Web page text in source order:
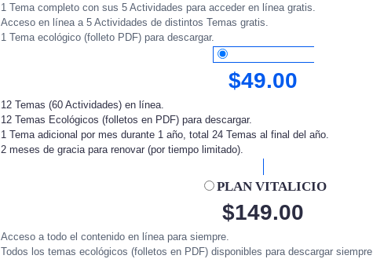
1 Tema completo con sus 5 Actividades para acceder en línea gratis.
Acceso en línea a 5 Actividades de distintos Temas gratis.
1 Tema ecológico (folleto PDF) para descargar.
$49.00
12 Temas (60 Actividades) en línea.
12 Temas Ecológicos (folletos en PDF) para descargar.
1 Tema adicional por mes durante 1 año, total 24 Temas al final del año.
2 meses de gracia para renovar (por tiempo limitado).
PLAN VITALICIO
$149.00
Acceso a todo el contenido en línea para siempre.
Todos los temas ecológicos (folletos en PDF) disponibles para descargar siempre.